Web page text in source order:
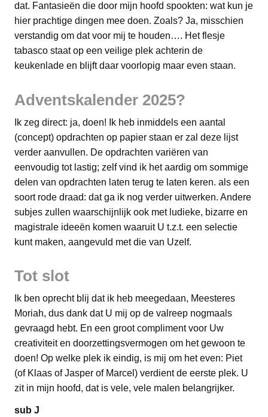
dat. Fantasieën die door mijn hoofd spookten: wat kun je
hier prachtige dingen mee doen. Zoals? Ja, misschien
verstandig om dat voor mij te houden…. Het flesje
tabasco staat op een veilige plek achterin de
keukenlade en blijft daar voorlopig maar even staan.
Adventskalender 2025?
Ik zeg direct: ja, doen! Ik heb inmiddels een aantal
(concept) opdrachten op papier staan er zal deze lijst
verder aanvullen. De opdrachten variëren van
eenvoudig tot lastig; zelf vind ik het aardig om sommige
delen van opdrachten laten terug te laten keren. als een
soort rode draad: dat ga ik nog verder uitwerken. Andere
subjes zullen waarschijnlijk ook met ludieke, bizarre en
magistrale ideeën komen waaruit U t.z.t. een selectie
kunt maken, aangevuld met die van Uzelf.
Tot slot
Ik ben oprecht blij dat ik heb meegedaan, Meesteres
Moriah, dus dank dat U mij op de valreep nogmaals
gevraagd hebt. En een groot compliment voor Uw
creativiteit en doorzettingsvermogen om het gewoon te
doen! Op welke plek ik eindig, is mij om het even: Piet
(of Klaas of Jasper of Marcel) verdient de eerste plek. U
zit in mijn hoofd, dat is vele, vele malen belangrijker.
sub J